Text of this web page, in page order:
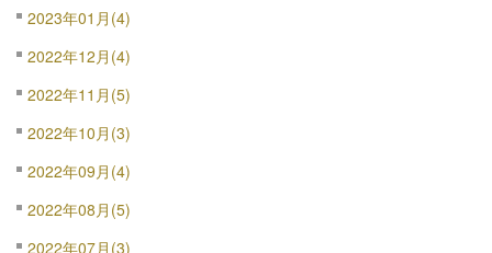
2023年01月(4)
2022年12月(4)
2022年11月(5)
2022年10月(3)
2022年09月(4)
2022年08月(5)
2022年07月(3)